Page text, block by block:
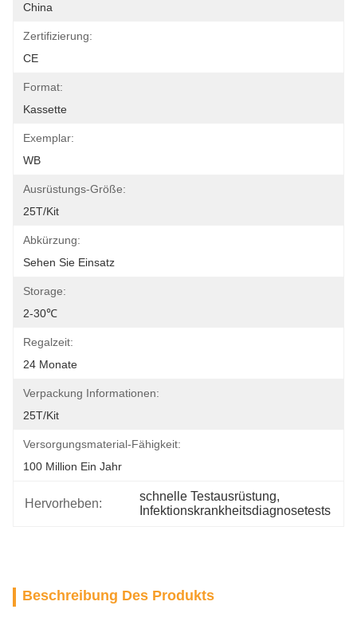
China
Zertifizierung:
CE
Format:
Kassette
Exemplar:
WB
Ausrüstungs-Größe:
25T/Kit
Abkürzung:
Sehen Sie Einsatz
Storage:
2-30℃
Regalzeit:
24 Monate
Verpackung Informationen:
25T/Kit
Versorgungsmaterial-Fähigkeit:
100 Million Ein Jahr
Hervorheben:
schnelle Testausrüstung,
Infektionskrankheitsdiagnosetests
Beschreibung Des Produkts